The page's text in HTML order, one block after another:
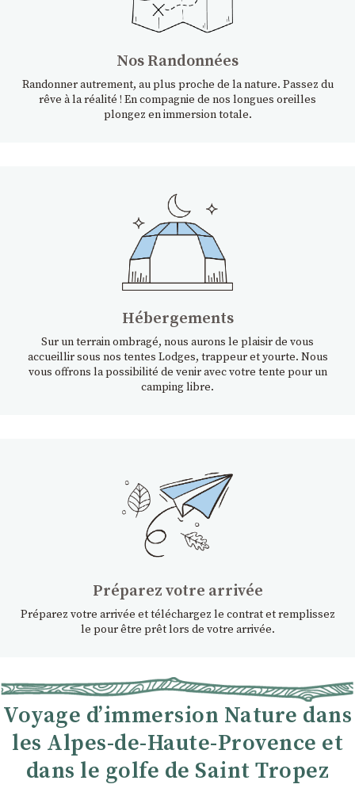
Nos Randonnées
Randonner autrement, au plus proche de la nature. Passez du
rêve à la réalité ! En compagnie de nos longues oreilles
plongez en immersion totale.
Hébergements
Sur un terrain ombragé, nous aurons le plaisir de vous
accueillir sous nos tentes Lodges, trappeur et yourte. Nous
vous offrons la possibilité de venir avec votre tente pour un
camping libre.
Préparez votre arrivée
Préparez votre arrivée et téléchargez le contrat et remplissez
le pour être prêt lors de votre arrivée.
Voyage d’immersion Nature dans
les Alpes-de-Haute-Provence et
dans le golfe de Saint Tropez